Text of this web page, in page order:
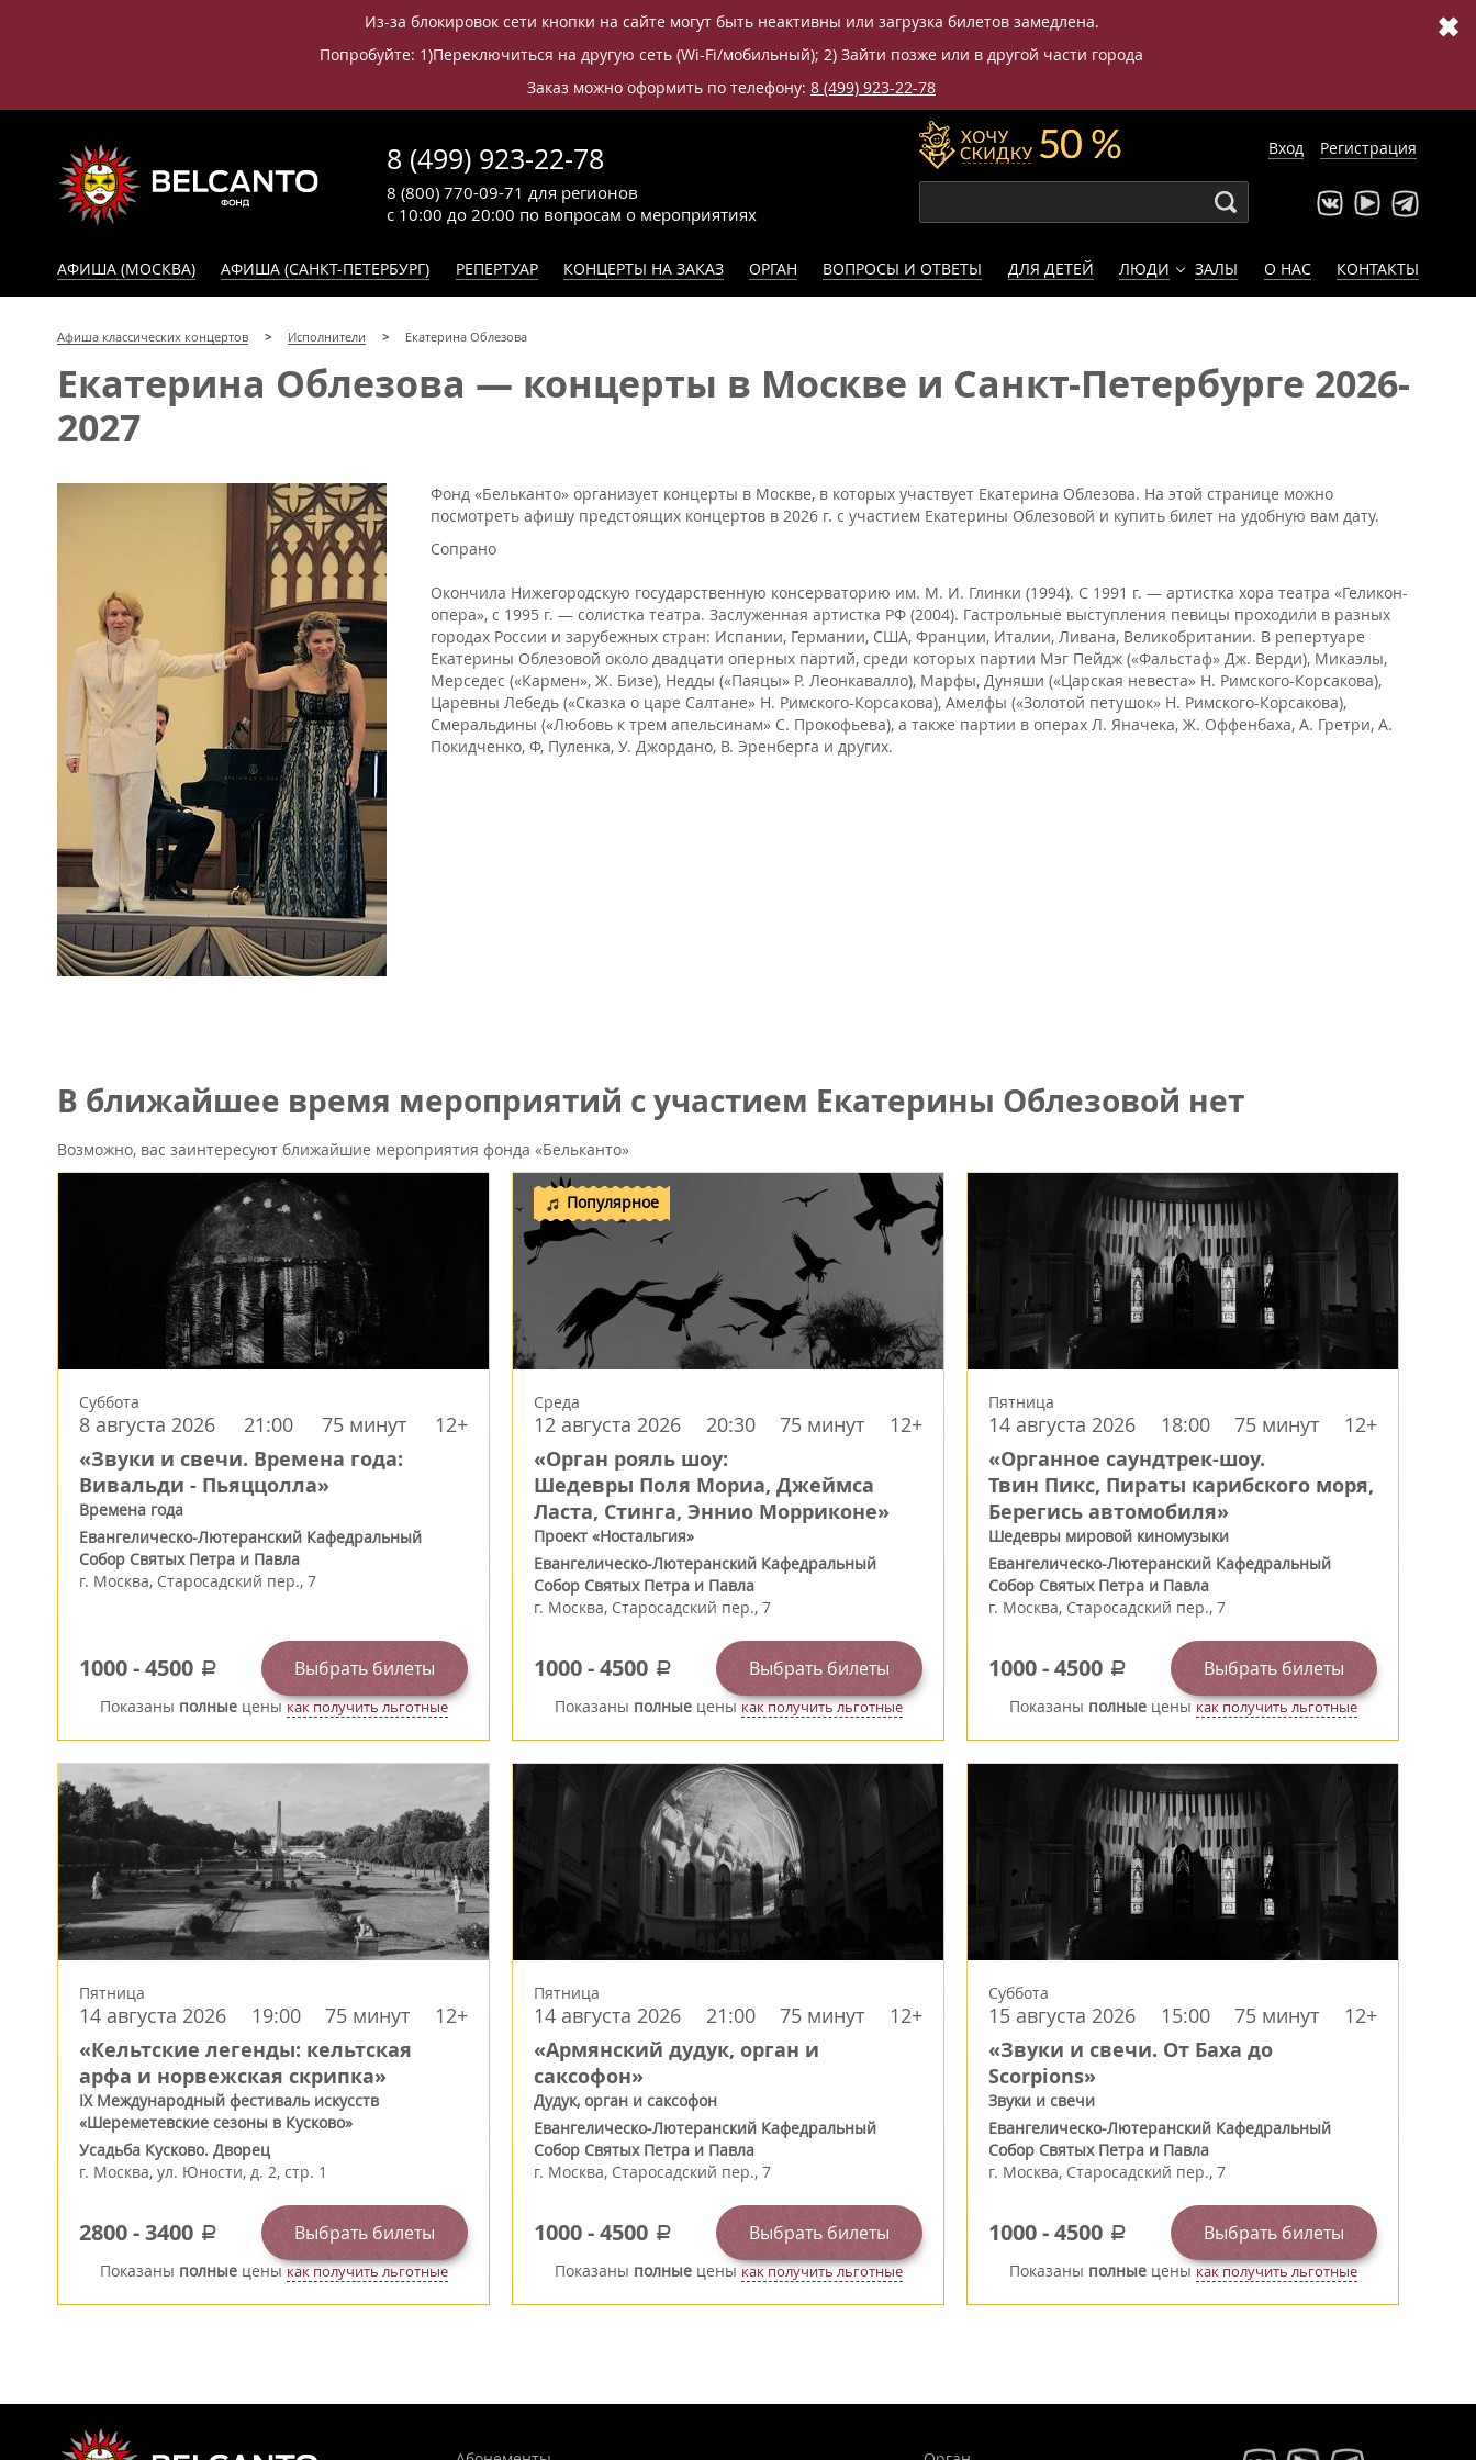
Из-за блокировок сети кнопки на сайте могут быть неактивны или загрузка билетов замедлена.
Попробуйте: 1)Переключиться на другую сеть (Wi-Fi/мобильный); 2) Зайти позже или в другой части города
Заказ можно оформить по телефону: 8 (499) 923-22-78
✖
8 (499) 923-22-78
с 10:00 до 20:00 по вопросам о мероприятиях
8 (800) 770-09-71 для регионов
Вход Регистрация
АФИША (МОСКВА) АФИША (САНКТ-ПЕТЕРБУРГ) РЕПЕРТУАР КОНЦЕРТЫ НА ЗАКАЗ ОРГАН ВОПРОСЫ И ОТВЕТЫ ДЛЯ ДЕТЕЙ ЛЮДИ ЗАЛЫ О НАС КОНТАКТЫ
Афиша классических концертов Исполнители Екатерина Облезова
Екатерина Облезова — концерты в Москве и Санкт-Петербурге 2026-
2027
Фонд «Бельканто» организует концерты в Москве, в которых участвует Екатерина Облезова. На этой странице можно
посмотреть афишу предстоящих концертов в 2026 г. с участием Екатерины Облезовой и купить билет на удобную вам дату.
Сопрано
Окончила Нижегородскую государственную консерваторию им. М. И. Глинки (1994). С 1991 г. — артистка хора театра «Геликон-
опера», с 1995 г. — солистка театра. Заслуженная артистка РФ (2004). Гастрольные выступления певицы проходили в разных
городах России и зарубежных стран: Испании, Германии, США, Франции, Италии, Ливана, Великобритании. В репертуаре
Екатерины Облезовой около двадцати оперных партий, среди которых партии Мэг Пейдж («Фальстаф» Дж. Верди), Микаэлы,
Мерседес («Кармен», Ж. Бизе), Недды («Паяцы» Р. Леонкавалло), Марфы, Дуняши («Царская невеста» Н. Римского-Корсакова),
Царевны Лебедь («Сказка о царе Салтане» Н. Римского-Корсакова), Амелфы («Золотой петушок» Н. Римского-Корсакова),
Смеральдины («Любовь к трем апельсинам» С. Прокофьева), а также партии в операх Л. Яначека, Ж. Оффенбаха, А. Гретри, А.
Покидченко, Ф, Пуленка, У. Джордано, В. Эренберга и других.
В ближайшее время мероприятий с участием Екатерины Облезовой нет
Возможно, вас заинтересуют ближайшие мероприятия фонда «Бельканто»
Суббота
8 августа 2026 21:00 75 минут 12+
«Звуки и свечи. Времена года:
Вивальди - Пьяццолла»
Времена года
Евангелическо-Лютеранский Кафедральный
Собор Святых Петра и Павла
г. Москва, Старосадский пер., 7
1000-4500 a Выбрать билеты
Показаны полныеценыкак получить льготные
Популярное
Среда
12 августа 2026 20:30 75 минут 12+
«Орган рояль шоу:
Шедевры Поля Мориа, Джеймса
Ласта, Стинга, Эннио Морриконе»
Проект «Ностальгия»
Евангелическо-Лютеранский Кафедральный
Собор Святых Петра и Павла
г. Москва, Старосадский пер., 7
1000-4500 a Выбрать билеты
Показаны полныеценыкак получить льготные
Пятница
14 августа 2026 18:00 75 минут 12+
«Органное саундтрек-шоу.
Твин Пикс, Пираты карибского моря,
Берегись автомобиля»
Шедевры мировой киномузыки
Евангелическо-Лютеранский Кафедральный
Собор Святых Петра и Павла
г. Москва, Старосадский пер., 7
1000-4500 a Выбрать билеты
Показаны полныеценыкак получить льготные
Пятница
14 августа 2026 19:00 75 минут 12+
«Кельтские легенды: кельтская
арфа и норвежская скрипка»
IX Международный фестиваль искусств
«Шереметевские сезоны в Кусково»
Усадьба Кусково. Дворец
г. Москва, ул. Юности, д. 2, стр. 1
2800-3400 a Выбрать билеты
Показаны полныеценыкак получить льготные
Пятница
14 августа 2026 21:00 75 минут 12+
«Армянский дудук, орган и
саксофон»
Дудук, орган и саксофон
Евангелическо-Лютеранский Кафедральный
Собор Святых Петра и Павла
г. Москва, Старосадский пер., 7
1000-4500 a Выбрать билеты
Показаны полныеценыкак получить льготные
Суббота
15 августа 2026 15:00 75 минут 12+
«Звуки и свечи. От Баха до
Scorpions»
Звуки и свечи
Евангелическо-Лютеранский Кафедральный
Собор Святых Петра и Павла
г. Москва, Старосадский пер., 7
1000-4500 a Выбрать билеты
Показаны полныеценыкак получить льготные